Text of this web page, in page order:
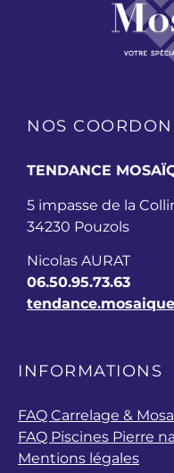
NOS
TENDANCE
5 impasse de la
34230 Pouzols
Nicolas AURAT
06.50.95.73.63
INFORMATIONS
FAQ Carrelage &
FAQ Piscines Pierre
Mentions légales